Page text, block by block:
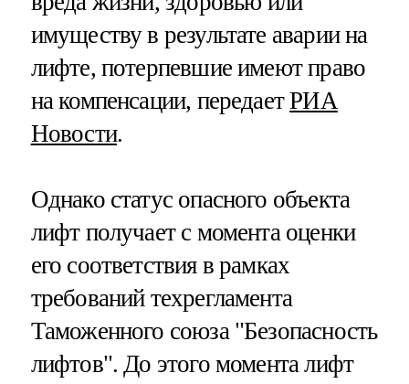
имуществу в результате аварии на
лифте, потерпевшие имеют право
на компенсации, передаетРИА
Новости.
Однако статус опасного объекта
лифт получает с момента оценки
его соответствия в рамках
требований техрегламента
Таможенного союза "Безопасность
лифтов". До этого момента лифт